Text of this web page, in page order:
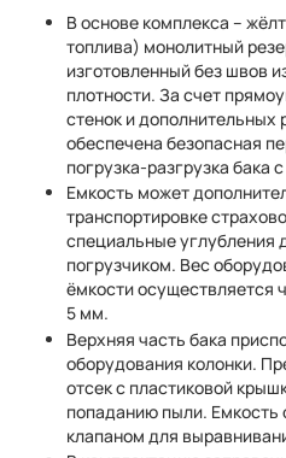
В основе комплекса –
топлива) монолитный
изготовленный без швов
плотности. За счет
стенок и дополнительных
обеспечена безопасная
погрузка-разгрузка бака
Емкость может
транспортировке
специальные углубления
погрузчиком. Вес
ёмкости осуществляется
5 мм.
Верхняя часть бака
оборудования колонки.
отсек с пластиковой
попаданию пыли.
клапаном для